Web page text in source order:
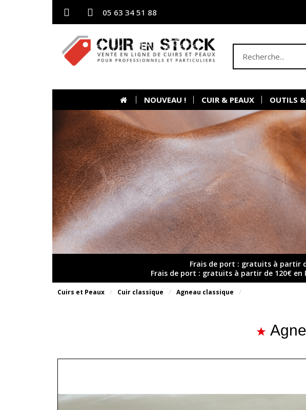
05 63 34 51 88
NOUVEAU ! CUIR & PEAUX OUTILS &
Frais de port : gratuits à partir
Frais de port : gratuits à partir de 120€ en
Cuirs et Peaux Cuir classique Agneau classique